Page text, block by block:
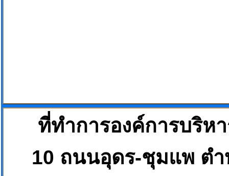
ที่ทำการองค์การบริห
10 ถนนอุดร-ชุมแพ ตำ